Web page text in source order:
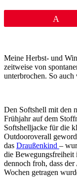
Meine Herbst- und
zeitweise von
unterbrochen. So
Den Softshell mit den
Frühjahr auf dem
Softshelljacke für die
Outdooroverall
das Draußenkind –
die Bewegungsfreiheit
dennoch froh, dass
Wochen getragen